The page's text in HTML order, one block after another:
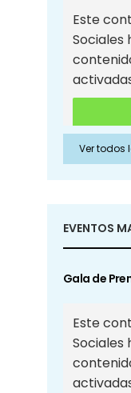
Este
Sociales
Ver todos
EVENTOS
Gala de
Este
Sociales